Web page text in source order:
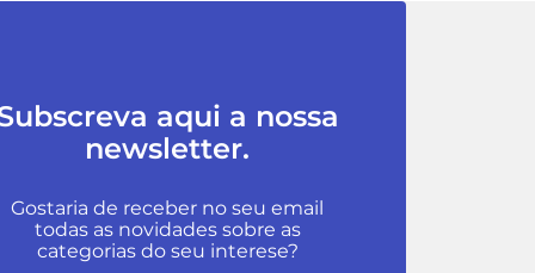
aqui a nossa
newsletter.
Gostaria de receber no seu email
todas as novidades sobre as
categorias do seu interese?